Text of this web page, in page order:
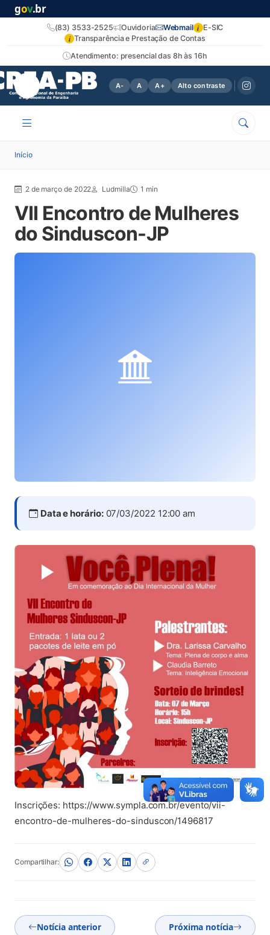
gov.br
Atendimento: presencial das 8h às 16h
(83) 3533-2525 Ouvidoria Webmail i E-SIC
i Transparência e Prestação de Contas
A- A A+ Alto contraste
Início
2 de março de 2022 Ludmilla 1 min
VII Encontro de Mulheres
do Sinduscon-JP
Data e horário:07/03/2022 12:00 am
Inscrições: https://www.sympla.com.br/evento/vii-
encontro-de-mulheres-do-sinduscon/1496817
Compartilhar:
Notícia anterior Próxima notícia